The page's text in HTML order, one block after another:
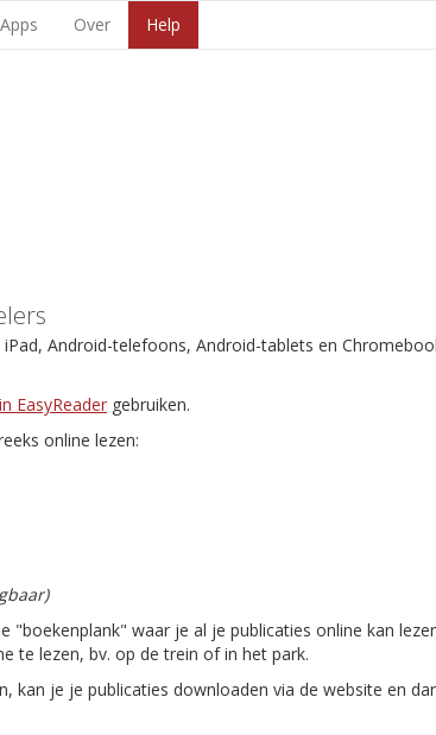
Apps Over Help
Android-telefoons, Android-tablets en
EasyReader gebruiken.
online lezen:
"boekenplank" waar je al je publicaties online kan
te lezen, bv. op de trein of in het park.
kan je je publicaties downloaden via de website en